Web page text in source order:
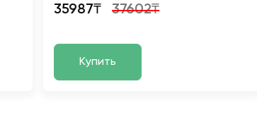
35987₸ 37602₸
Купить